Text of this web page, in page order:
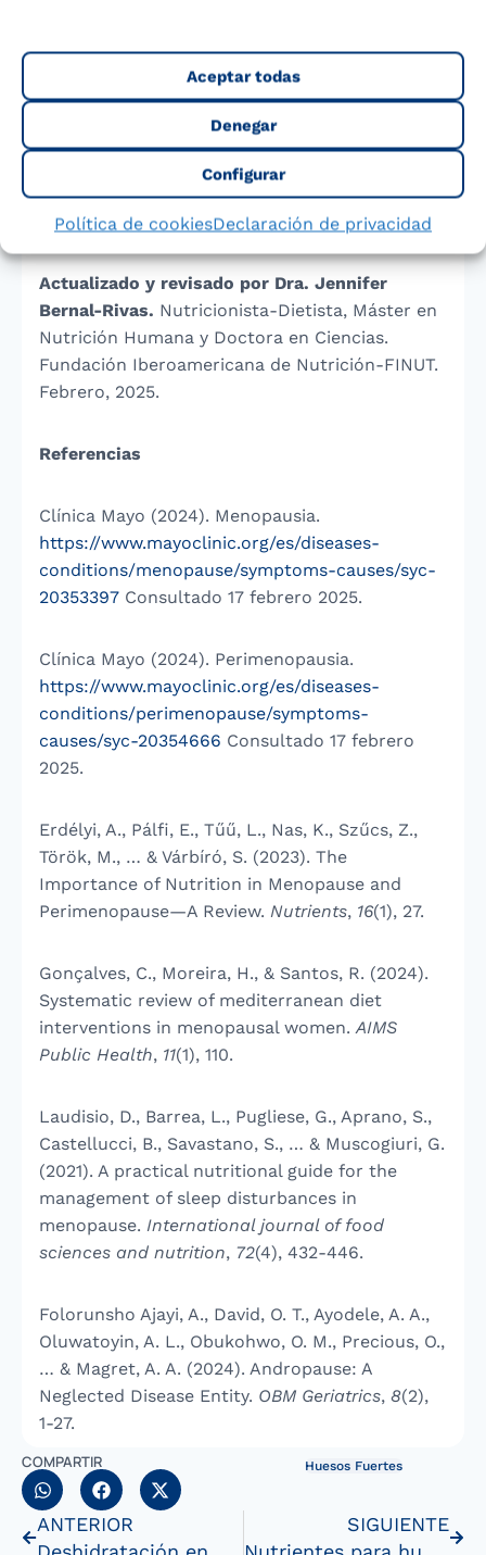
Aceptar todas
Denegar
Configurar
Política de cookiesDeclaración de privacidad
—————————————-
https://www.lechepuleva.es/productos/puleva-
a-dDra. Dª. Ana Haro García, Farmacéutica y
Tecnóloga de Alimentos
Actualizado y revisado por Dra. Jennifer
Bernal-Rivas. Nutricionista-Dietista, Máster en
Nutrición Humana y Doctora en Ciencias.
Fundación Iberoamericana de Nutrición-FINUT.
Febrero, 2025.
Referencias
Clínica Mayo (2024). Menopausia.
https://www.mayoclinic.org/es/diseases-
conditions/menopause/symptoms-causes/syc-
20353397 Consultado 17 febrero 2025.
Clínica Mayo (2024). Perimenopausia.
https://www.mayoclinic.org/es/diseases-
conditions/perimenopause/symptoms-
causes/syc-20354666 Consultado 17 febrero
2025.
Erdélyi, A., Pálfi, E., Tűű, L., Nas, K., Szűcs, Z.,
Török, M., … & Várbíró, S. (2023). The
Importance of Nutrition in Menopause and
Perimenopause—A Review. Nutrients, 16(1), 27.
Gonçalves, C., Moreira, H., & Santos, R. (2024).
Systematic review of mediterranean diet
interventions in menopausal women.AIMS
Public Health, 11(1), 110.
Laudisio, D., Barrea, L., Pugliese, G., Aprano, S.,
Castellucci, B., Savastano, S., … & Muscogiuri, G.
(2021). A practical nutritional guide for the
management of sleep disturbances in
menopause. International journal of food
sciences and nutrition, 72(4), 432-446.
Folorunsho Ajayi, A., David, O. T., Ayodele, A. A.,
Oluwatoyin, A. L., Obukohwo, O. M., Precious, O.,
… & Magret, A. A. (2024). Andropause: A
Neglected Disease Entity. OBM Geriatrics, 8(2),
1-27.
COMPARTIR Huesos Fuertes
ANTERIOR
SIGUIENTE